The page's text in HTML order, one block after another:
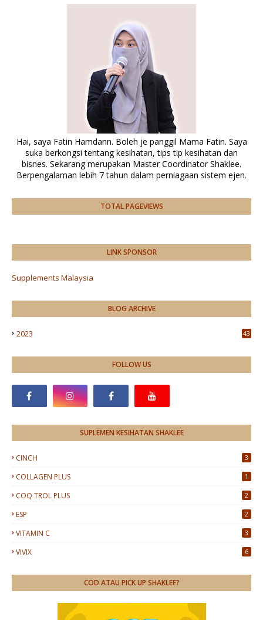
Hai, saya Fatin Hamdann. Boleh je panggil Mama Fatin. Saya
suka berkongsi tentang kesihatan, tips tip kesihatan dan
bisnes. Sekarang merupakan Master Coordinator Shaklee.
Berpengalaman lebih 7 tahun dalam perniagaan sistem ejen.
TOTAL PAGEVIEWS
LINK SPONSOR
Supplements Malaysia
BLOG ARCHIVE
2023 43
FOLLOW US
SUPLEMEN KESIHATAN SHAKLEE
CINCH 3
COLLAGEN PLUS 1
COQ TROL PLUS 2
ESP 2
VITAMIN C 3
VIVIX 6
COD ATAU PICK UP SHAKLEE?